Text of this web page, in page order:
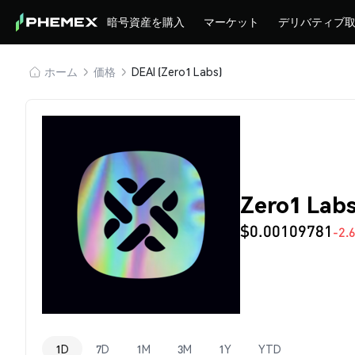
暗号資産を購入 マーケット デリバティブ
ホーム 価格 DEAI (Zero1 Labs)
Zero1
$0.00109781-
1D 7D 1M 3M 1Y YTD